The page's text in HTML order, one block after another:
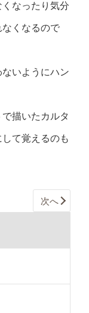
なったり気分
くなるので
いようにハン
描いたカルタ
て覚えるのも
次へ